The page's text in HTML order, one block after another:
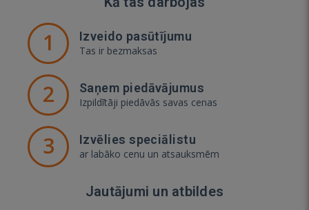
1 Izveido pasūtījumu
Tas ir bezmaksas
2 Saņem piedāvājumus
Izpildītāji piedāvās savas cenas
3 Izvēlies speciālistu
ar labāko cenu un atsauksmēm
Jautājumi un atbildes